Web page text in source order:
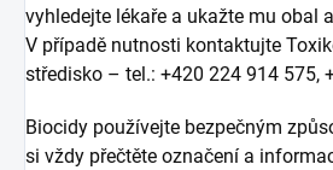
vyhledejte lékaře a ukažte mu obal
V případě nutnosti kontaktujte
středisko – tel.: +420 224 914 575,
Biocidy používejte bezpečným
si vždy přečtěte označení a